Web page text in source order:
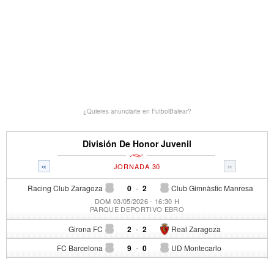
¿Quieres anunciarte en FutbolBalear?
División De Honor Juvenil
« »
JORNADA 30
Racing Club Zaragoza 0 - Club Gimnàstic Manresa
2
DOM 03/05/2026 - 16:30 H
PARQUE DEPORTIVO EBRO
Girona FC 2 - Real Zaragoza
2
FC Barcelona 9 - UD Montecarlo
0